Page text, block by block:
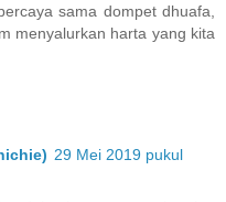
sama dompet dhuafa,
menyalurkan harta yang kita
29 Mei 2019 pukul